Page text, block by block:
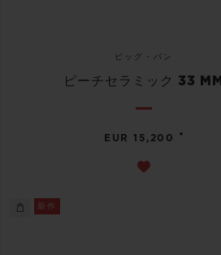
ビッグ・バン
ピーチセラミック 33 MM
EUR 15,200 •
新作